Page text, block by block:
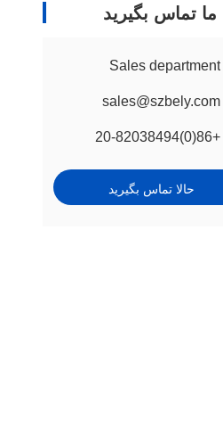
ما تماس بگیرید
Sales department
sales@szbely.com
+86(0)20-82038494
حالا تماس بگیرید